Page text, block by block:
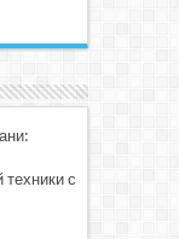
техники с